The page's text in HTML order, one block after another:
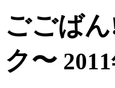
ごごば
ク〜